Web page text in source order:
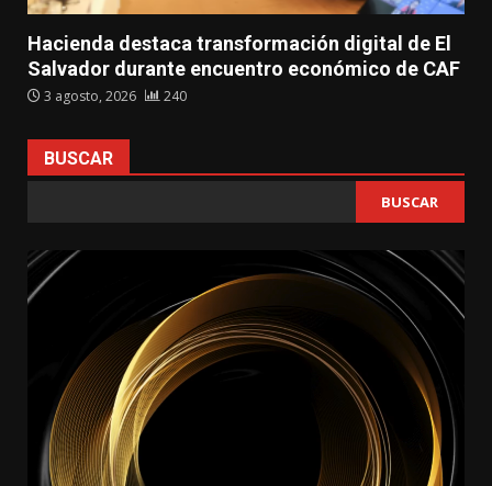
Hacienda destaca transformación digital de El
Salvador durante encuentro económico de CAF
3 agosto, 2026 240
BUSCAR
BUSCAR